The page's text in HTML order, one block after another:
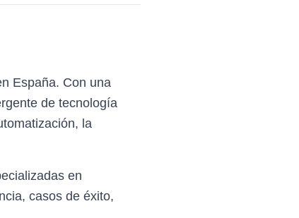
España. Con una
de tecnología
la
en
casos de éxito,